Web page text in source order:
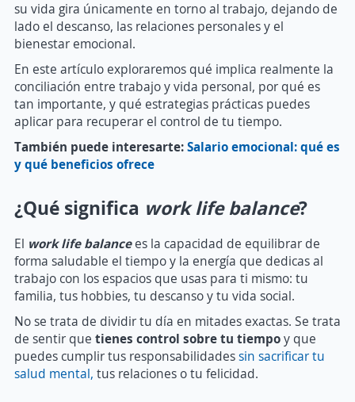
su vida gira únicamente en torno al trabajo, dejando de
lado el descanso, las relaciones personales y el
bienestar emocional.
En este artículo exploraremos qué implica realmente la
conciliación entre trabajo y vida personal, por qué es
tan importante, y qué estrategias prácticas puedes
aplicar para recuperar el control de tu tiempo.
También puede interesarte:Salario emocional: qué es
y qué beneficios ofrece
¿Qué significa work life balance?
El work life balancees la capacidad de equilibrar de
forma saludable el tiempo y la energía que dedicas al
trabajo con los espacios que usas para ti mismo: tu
familia, tus hobbies, tu descanso y tu vida social.
No se trata de dividir tu día en mitades exactas. Se trata
de sentir que tienes control sobre tu tiempoy que
puedes cumplir tus responsabilidadessin sacrificar tu
salud mental, tus relaciones o tu felicidad.